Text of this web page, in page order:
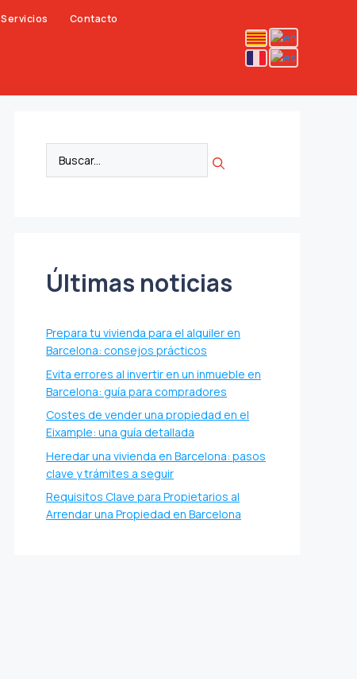
Servicios Contacto
Últimas noticias
Prepara tu vivienda para el alquiler en
Barcelona: consejos prácticos
Evita errores al invertir en un inmueble en
Barcelona: guía para compradores
Costes de vender una propiedad en el
Eixample: una guía detallada
Heredar una vivienda en Barcelona: pasos
clave y trámites a seguir
Requisitos Clave para Propietarios al
Arrendar una Propiedad en Barcelona